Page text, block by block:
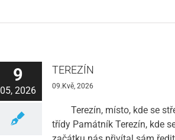
9
05, 2026
TEREZÍN
09.Kvě, 2026
Terezín, místo, kde se
třídy Památník Terezín, kde